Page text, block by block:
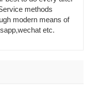
methods
modern means of
etc.